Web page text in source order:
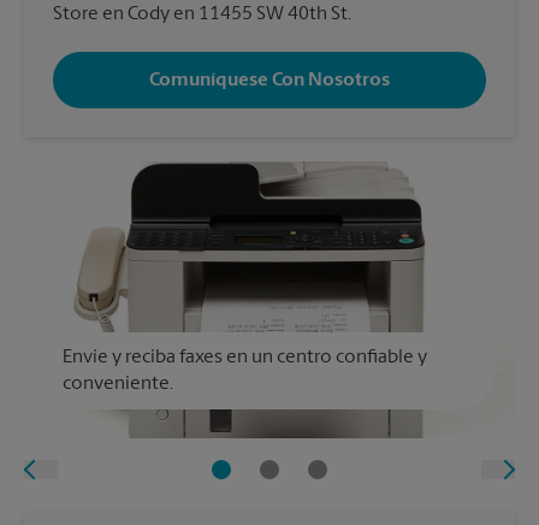
Store en Cody en 11455 SW 40th St.
Comuníquese Con Nosotros
Envíe y reciba faxes en un centro confiable y
conveniente.